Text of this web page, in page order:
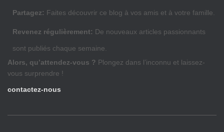
Partagez: Faites découvrir ce blog à vos amis et à votre famille.
Revenez régulièrement: De nouveaux articles passionnants
sont publiés chaque semaine.
Alors, qu’attendez-vous ? Plongez dans l’inconnu et laissez-
vous surprendre !
contactez-nous